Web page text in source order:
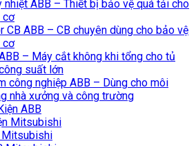
nhiệt ABB – Thiết bị bảo vệ quá tải cho
cơ
CB ABB – CB chuyên dùng cho bảo vệ
cơ
– Máy cắt không khi tổng cho tủ
suất lớn
công nghiệp ABB – Dùng cho môi
nhà xưởng và công trường
ABB
Mitsubishi
Mitsubishi